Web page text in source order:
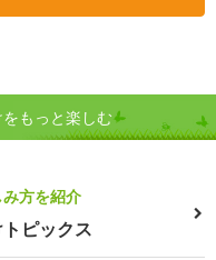
もっと楽しむ
方を紹介
ピックス